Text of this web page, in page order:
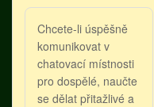
Chcete-li úspěšně
komunikovat v
chatovací místnosti
pro dospělé, naučte
se dělat přitažlivé a